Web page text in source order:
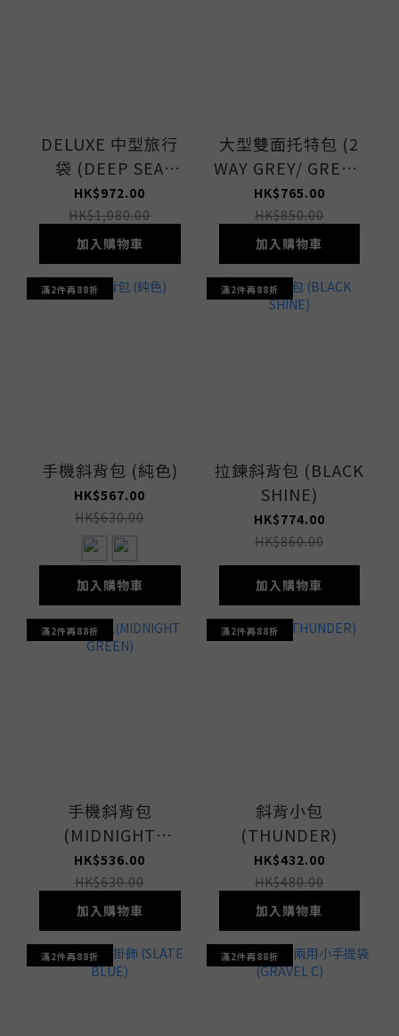
DELUXE 中型旅行
袋 (DEEP SEA
BLUE)
HK$972.00
HK$1,080.00
加入購物車
大型雙面托特包 (2
WAY GREY/ GREEN
CHECK)
HK$765.00
HK$850.00
加入購物車
滿2件再88折
手機斜背包 (純色)
HK$567.00
HK$630.00
加入購物車
滿2件再88折
拉鍊斜背包 (BLACK
SHINE)
HK$774.00
HK$860.00
加入購物車
滿2件再88折
手機斜背包
(MIDNIGHT
GREEN)
HK$536.00
HK$630.00
加入購物車
滿2件再88折
斜背小包
(THUNDER)
HK$432.00
HK$480.00
加入購物車
滿2件再88折 滿2件再88折